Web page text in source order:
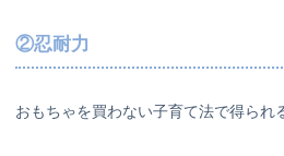
②忍耐力
おもちゃを買わない子育て法で得られ